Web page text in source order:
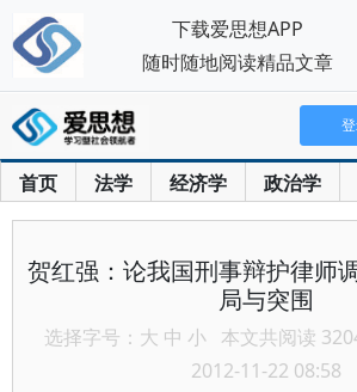
首页 法学 经济学 政治学
贺红强：论我国刑事辩护律师
局与突围
选择字号： 大 中 小 本文共阅读
2012-11-22 08:58
下载爱思想APP
随时随地阅读精品文章